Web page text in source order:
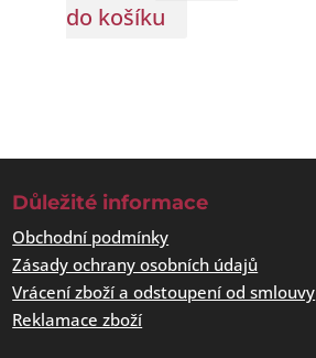
do košíku
Důležité informace
Obchodní podmínky
Zásady ochrany osobních údajů
Vrácení zboží a odstoupení od smlouvy
Reklamace zboží